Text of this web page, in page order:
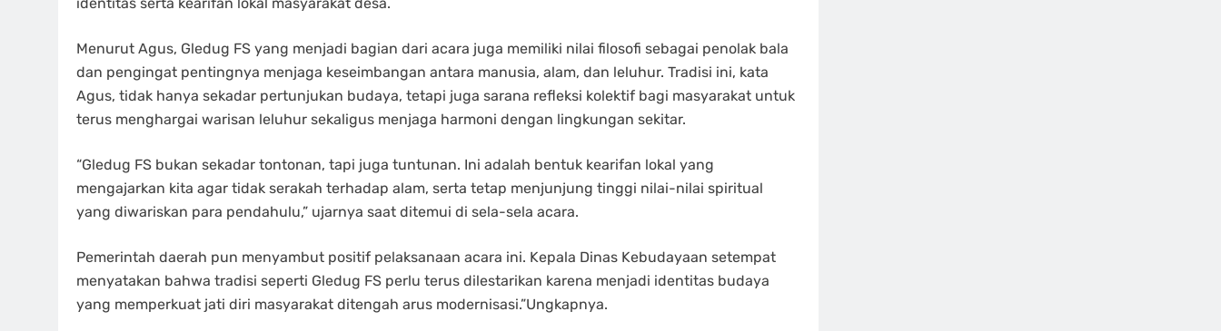
Menurut Agus, Gledug FS yang menjadi bagian dari acara juga memiliki nilai filosofi sebagai penolak bala
dan pengingat pentingnya menjaga keseimbangan antara manusia, alam, dan leluhur. Tradisi ini, kata
Agus, tidak hanya sekadar pertunjukan budaya, tetapi juga sarana refleksi kolektif bagi masyarakat untuk
terus menghargai warisan leluhur sekaligus menjaga harmoni dengan lingkungan sekitar.
“Gledug FS bukan sekadar tontonan, tapi juga tuntunan. Ini adalah bentuk kearifan lokal yang
mengajarkan kita agar tidak serakah terhadap alam, serta tetap menjunjung tinggi nilai-nilai spiritual
yang diwariskan para pendahulu,” ujarnya saat ditemui di sela-sela acara.
Pemerintah daerah pun menyambut positif pelaksanaan acara ini. Kepala Dinas Kebudayaan setempat
menyatakan bahwa tradisi seperti Gledug FS perlu terus dilestarikan karena menjadi identitas budaya
yang memperkuat jati diri masyarakat ditengah arus modernisasi.”Ungkapnya.